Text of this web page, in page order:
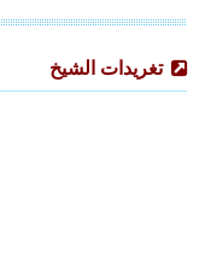
تغريدات الشيخ